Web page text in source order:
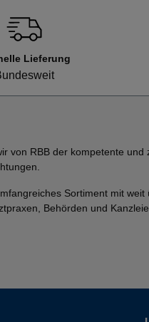
Lieferung
von RBB der kompetente
Sortiment mit
Behörden und